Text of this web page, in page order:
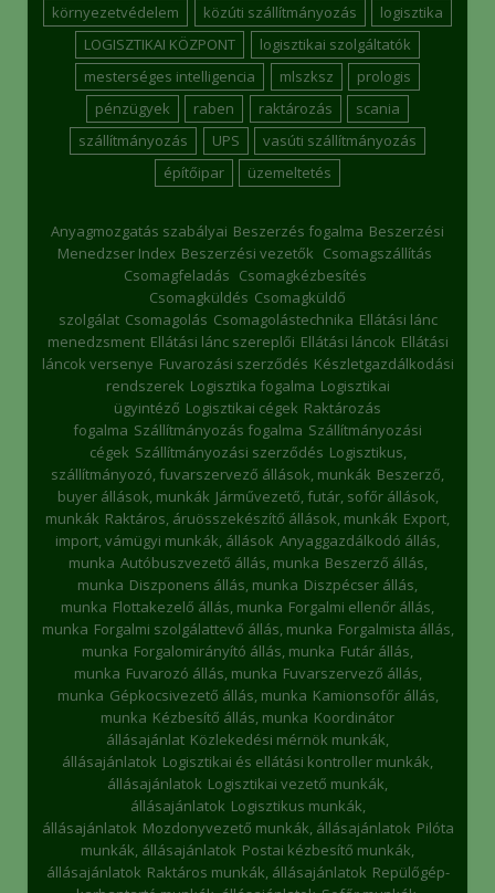
környezetvédelem
közúti szállítmányozás
logisztika
LOGISZTIKAI KÖZPONT
logisztikai szolgáltatók
mesterséges intelligencia
mlszksz
prologis
pénzügyek
raben raktározás
scania
szállítmányozás
UPS
vasúti szállítmányozás
építőipar
üzemeltetés
Anyagmozgatás szabályai Beszerzés fogalma Beszerzési
Menedzser Index Beszerzési vezetők Csomagszállítás
Csomagfeladás Csomagkézbesítés
Csomagküldés Csomagküldő
szolgálat Csomagolás Csomagolástechnika Ellátási lánc
menedzsment Ellátási lánc szereplői Ellátási láncok Ellátási
láncok versenye Fuvarozási szerződés Készletgazdálkodási
rendszerek Logisztika fogalma Logisztikai
ügyintéző Logisztikai cégek Raktározás
fogalma Szállítmányozás fogalma Szállítmányozási
cégek Szállítmányozási szerződés Logisztikus,
szállítmányozó, fuvarszervező állások, munkák Beszerző,
buyer állások, munkák Járművezető, futár, sofőr állások,
munkák Raktáros, áruösszekészítő állások, munkák Export,
import, vámügyi munkák, állások Anyaggazdálkodó állás,
munka Autóbuszvezető állás, munka Beszerző állás,
munka Diszponens állás, munka Diszpécser állás,
munka Flottakezelő állás, munka Forgalmi ellenőr állás,
munka Forgalmi szolgálattevő állás, munka Forgalmista állás,
munka Forgalomirányító állás, munka Futár állás,
munka Fuvarozó állás, munka Fuvarszervező állás,
munka Gépkocsivezető állás, munka Kamionsofőr állás,
munka Kézbesítő állás, munka Koordinátor
állásajánlat Közlekedési mérnök munkák,
állásajánlatok Logisztikai és ellátási kontroller munkák,
állásajánlatok Logisztikai vezető munkák,
állásajánlatok Logisztikus munkák,
állásajánlatok Mozdonyvezető munkák, állásajánlatok Pilóta
munkák, állásajánlatok Postai kézbesítő munkák,
állásajánlatok Raktáros munkák, állásajánlatok Repülőgép-